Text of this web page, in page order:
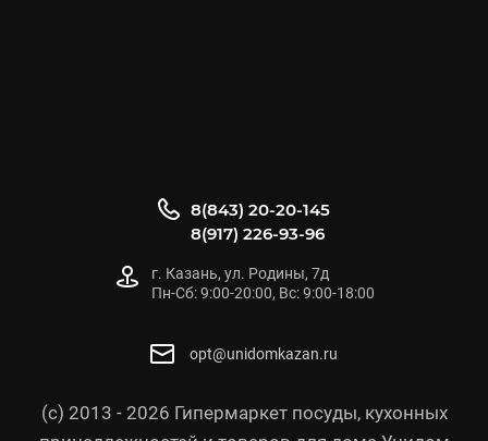
(с) 2013 - 2026 Гипермаркет посуды, кухонных
8(843) 20-20-145
8(917) 226-93-96
г. Казань, ул. Родины, 7д
Пн-Сб: 9:00-20:00, Вс: 9:00-18:00
opt@unidomkazan.ru